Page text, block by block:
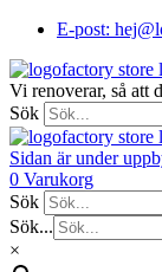
E-post:
Vi renoverar, så att
Sök
Sidan är under
0 Varukorg
Sök
Sök...
×